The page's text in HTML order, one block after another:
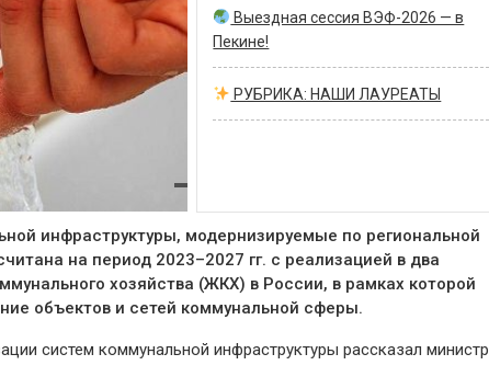
Выездная сессия ВЭФ-2026 — в
Пекине!
РУБРИКА: НАШИ ЛАУРЕАТЫ
инфраструктуры, модернизируемые по региональной
на период 2023–2027 гг. с реализацией в два
хозяйства (ЖКХ) в России, в рамках которой
объектов и сетей коммунальной сферы.
систем коммунальной инфраструктуры рассказал министр